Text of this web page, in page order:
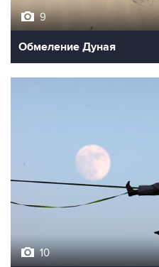
9
Обмеление Дуная
10